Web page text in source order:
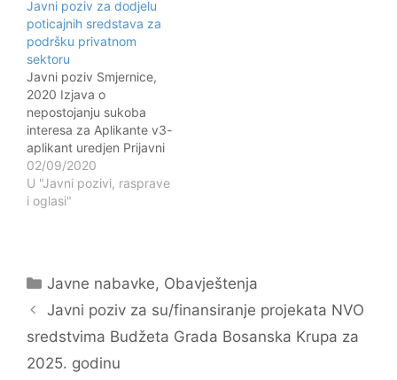
Javni poziv za dodjelu
poticajnih sredstava za
podršku privatnom
sektoru
Javni poziv Smjernice,
2020 Izjava o
nepostojanju sukoba
interesa za Aplikante v3-
aplikant uredjen Prijavni
obrazac, 2020
02/09/2020
U "Javni pozivi, rasprave
i oglasi"
Kategorije
Javne nabavke, Obavještenja
Navigacija
objava
Javni poziv za su/finansiranje projekata NVO
sredstvima Budžeta Grada Bosanska Krupa za
2025. godinu